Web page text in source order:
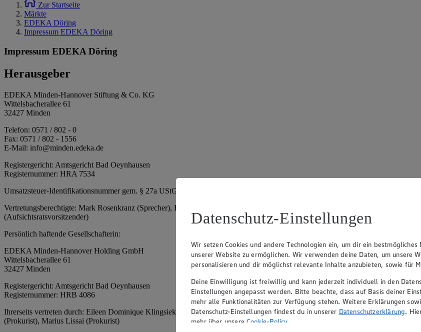
Zur Startseite
Märkte
EDEKA Döring
Impressum EDEKA Döring
Impressum EDEKA Döring
Herausgeber
EDEKA Minden-Hannover Stiftung & Co. KG
Wittelsbacherallee 61
32427 Minden
Telefon: 0571 / 802 - 0
Fax: 0571 / 802 - 1556
E-Mail: info@minden.edeka.de
Registergericht: Amtsgericht Bad Oeynhausen
Registernummer: HRA 7534
Umsatzsteuer-Identifikationsnummer gem. § 27a UStG: DE 266067317
Vertretungsberechtigte: Mark Rosenkranz (Sprecher), Eileen Dominique Klingsiek (Vorstandsmitglied), Ulf-U. Plath
(Aufsichtsratsvorsitzender)
Persönlich haftende Gesellschafterin:
EDEKA Minden-Hannover Holding GmbH
Wittelsbacherallee 61
32427 Minden
Registergericht: Amtsgericht Bad Oeynhausen
Registernummer: HRB 4086
Ihrerseits vertreten durch: Eileen Dominique Klingsiek (Geschäftsführerin), Mark Rosenkranz (Geschäftsführer), Ulf-U. Plath
(Prokurist), Marius Lissai (Prokurist)
Datenschutz-Einstellungen
Wir setzen Cookies und andere Technologien ein, um dir ein bestmögliches
unserer Website zu ermöglichen. Wir verwenden deine Daten, um unsere
personalisieren und dir möglichst relevante Inhalte anzubieten, sowie für
Deine Einwilligung ist freiwillig und kann jederzeit individuell in den
Einstellungen angepasst werden. Bitte beachte, dass auf Basis deiner
mehr alle Funktionalitäten zur Verfügung stehen. Weitere Erklärungen
Datenschutz-Einstellungen findest du in unserer Datenschutzerklärung.
mehr über unsereCookie-Policy.